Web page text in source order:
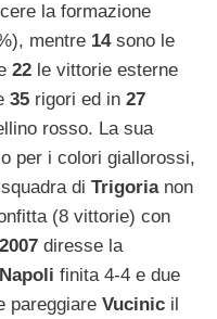
la formazione
mentre 14 sono le
22 le vittorie esterne
35 rigori ed in 27
rosso. La sua
per i colori giallorossi,
di Trigoria non
(8 vittorie) con
diresse la
Napoli finita 4-4 e due
pareggiare Vucinic il